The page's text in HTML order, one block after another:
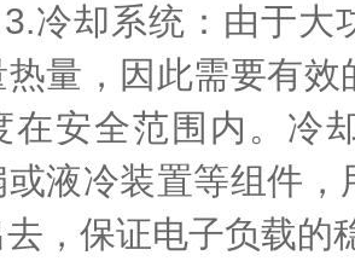
却系统：由于大
热量，因此需要有
在安全范围内。冷
液冷装置等组件
，保证电子负载的